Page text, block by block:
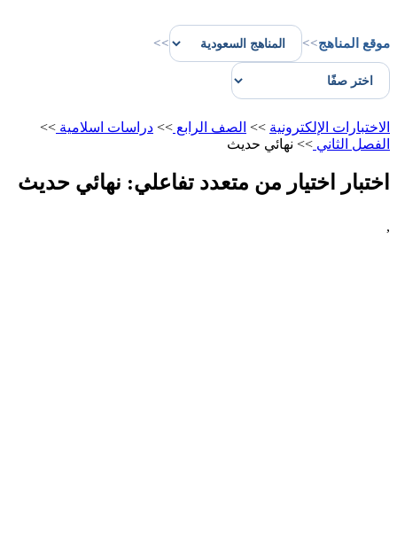
موقع المناهج>>
>>
الاختبارات الإلكترونية >> الصف الرابع >> دراسات اسلامية >>
الفصل الثاني >> نهائي حديث
اختبار اختيار من متعدد تفاعلي: نهائي حديث